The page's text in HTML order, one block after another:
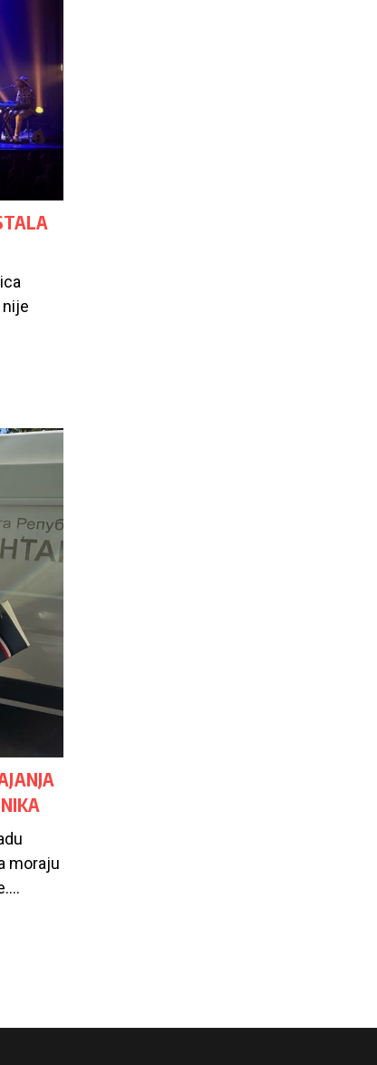
moraju